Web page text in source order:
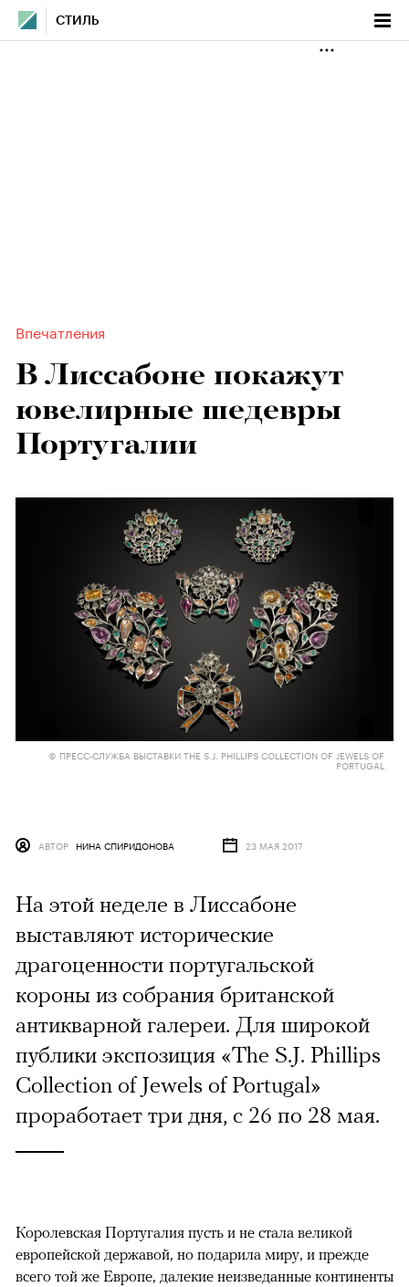
СТИЛЬ
Впечатления
В Лиссабоне покажут
ювелирные шедевры
Португалии
© ПРЕСС-СЛУЖБА ВЫСТАВКИ THE S.J. PHILLIPS COLLECTION OF JEWELS OF
PORTUGAL
АВТОР НИНА СПИРИДОНОВА 23 МАЯ 2017
На этой неделе в Лиссабоне
выставляют исторические
драгоценности португальской
короны из собрания британской
антикварной галереи. Для широкой
публики экспозиция «The S.J. Phillips
Collection of Jewels of Portugal»
проработает три дня, с 26 по 28 мая.
Королевская Португалия пусть и не стала великой
европейской державой, но подарила миру, и прежде
всего той же Европе, далекие неизведанные континенты